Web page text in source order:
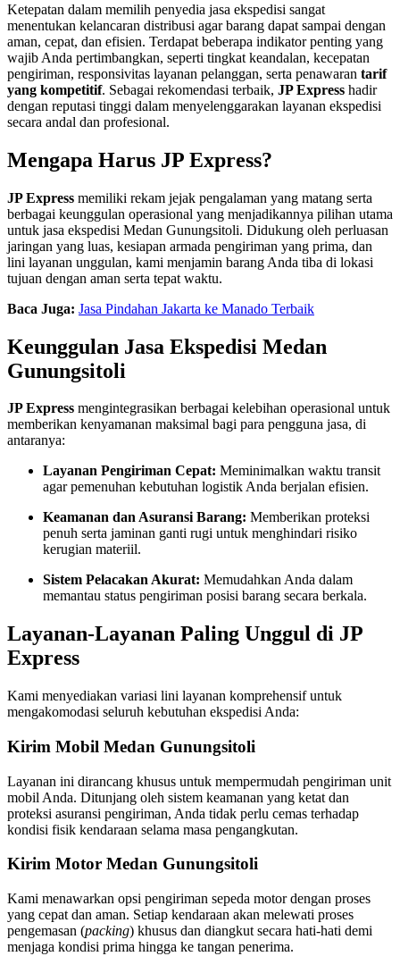
Ketepatan dalam memilih penyedia jasa ekspedisi sangat
menentukan kelancaran distribusi agar barang dapat sampai dengan
aman, cepat, dan efisien. Terdapat beberapa indikator penting yang
wajib Anda pertimbangkan, seperti tingkat keandalan, kecepatan
pengiriman, responsivitas layanan pelanggan, serta penawaran tarif
yang kompetitif. Sebagai rekomendasi terbaik, JP Express hadir
dengan reputasi tinggi dalam menyelenggarakan layanan ekspedisi
secara andal dan profesional.
Mengapa Harus JP Express?
JP Express memiliki rekam jejak pengalaman yang matang serta
berbagai keunggulan operasional yang menjadikannya pilihan utama
untuk jasa ekspedisi Medan Gunungsitoli. Didukung oleh perluasan
jaringan yang luas, kesiapan armada pengiriman yang prima, dan
lini layanan unggulan, kami menjamin barang Anda tiba di lokasi
tujuan dengan aman serta tepat waktu.
Baca Juga: Jasa Pindahan Jakarta ke Manado Terbaik
Keunggulan Jasa Ekspedisi Medan
Gunungsitoli
JP Express mengintegrasikan berbagai kelebihan operasional untuk
memberikan kenyamanan maksimal bagi para pengguna jasa, di
antaranya:
Layanan Pengiriman Cepat: Meminimalkan waktu transit
agar pemenuhan kebutuhan logistik Anda berjalan efisien.
Keamanan dan Asuransi Barang: Memberikan proteksi
penuh serta jaminan ganti rugi untuk menghindari risiko
kerugian materiil.
Sistem Pelacakan Akurat: Memudahkan Anda dalam
memantau status pengiriman posisi barang secara berkala.
Layanan-Layanan Paling Unggul di JP
Express
Kami menyediakan variasi lini layanan komprehensif untuk
mengakomodasi seluruh kebutuhan ekspedisi Anda:
Kirim Mobil Medan Gunungsitoli
Layanan ini dirancang khusus untuk mempermudah pengiriman unit
mobil Anda. Ditunjang oleh sistem keamanan yang ketat dan
proteksi asuransi pengiriman, Anda tidak perlu cemas terhadap
kondisi fisik kendaraan selama masa pengangkutan.
Kirim Motor Medan Gunungsitoli
Kami menawarkan opsi pengiriman sepeda motor dengan proses
yang cepat dan aman. Setiap kendaraan akan melewati proses
pengemasan (packing) khusus dan diangkut secara hati-hati demi
menjaga kondisi prima hingga ke tangan penerima.